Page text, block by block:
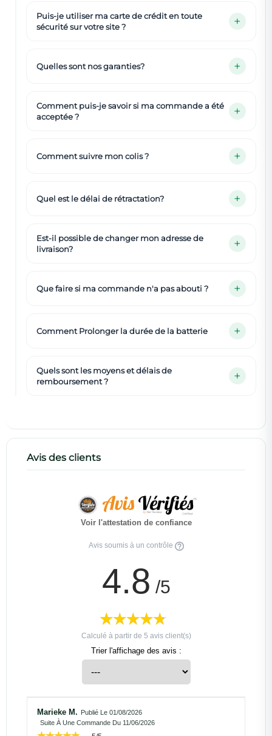
Puis-je utiliser ma carte de crédit en toute
sécurité sur votre site ?
Quelles sont nos garanties?
Comment puis-je savoir si ma commande a été
acceptée ?
Comment suivre mon colis ?
Quel est le délai de rétractation?
Est-il possible de changer mon adresse de
livraison?
Que faire si ma commande n'a pas abouti ?
Comment Prolonger la durée de la batterie
Quels sont les moyens et délais de
remboursement ?
Avis des clients
Voir l'attestation de confiance
Avis soumis à un contrôle
4.8 /5
Calculé à partir de 5 avis client(s)
Trier l'affichage des avis :
Marieke M. Publié Le 01/08/2026
Suite À Une Commande Du 11/06/2026